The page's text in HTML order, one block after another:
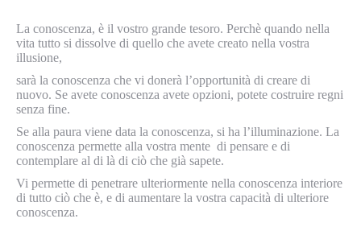
La conoscenza, è il vostro grande tesoro. Perchè quando nella
vita tutto si dissolve di quello che avete creato nella vostra
illusione,
sarà la conoscenza che vi donerà l’opportunità di creare di
nuovo. Se avete conoscenza avete opzioni, potete costruire regni
senza fine.
Se alla paura viene data la conoscenza, si ha l’illuminazione. La
conoscenza permette alla vostra mente di pensare e di
contemplare al di là di ciò che già sapete.
Vi permette di penetrare ulteriormente nella conoscenza interiore
di tutto ciò che è, e di aumentare la vostra capacità di ulteriore
conoscenza.